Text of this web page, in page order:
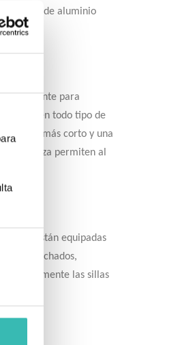
las sillas de aluminio
para
y en todo tipo de
más corto y una
y ligereza permiten al
sillas están equipadas
acolchados,
Normalmente las sillas